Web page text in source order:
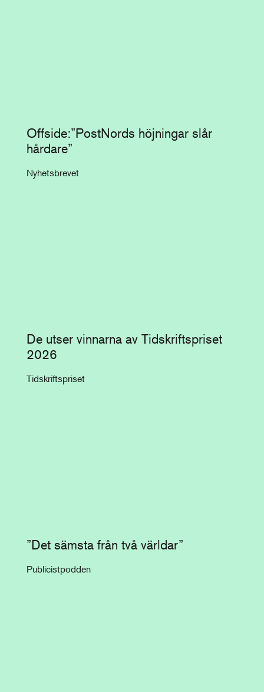
Offside:”PostNords höjningar slår
hårdare”
Nyhetsbrevet
De utser vinnarna av Tidskriftspriset
2026
Tidskriftspriset
”Det sämsta från två världar”
Publicistpodden